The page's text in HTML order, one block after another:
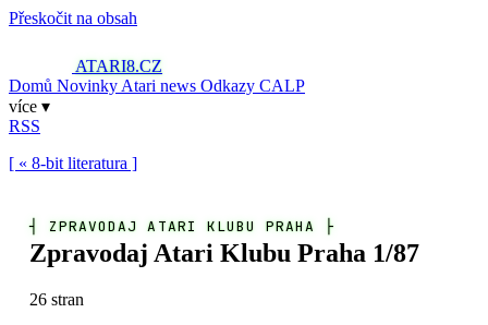
Přeskočit na obsah
ATARI8.CZ
Domů Novinky Atari news Odkazy CALP
více ▾
RSS
[ « 8-bit literatura ]
┤ ZPRAVODAJ ATARI KLUBU PRAHA ├
Zpravodaj Atari Klubu Praha 1/87
26 stran